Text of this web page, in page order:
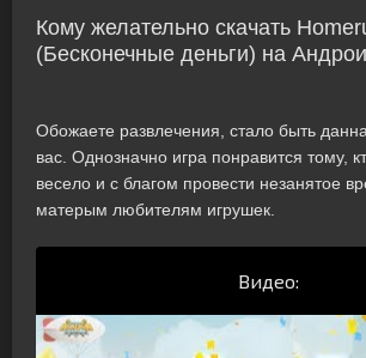
Кому желательно скачать
(Бесконечные деньги) на
Обожаете развлечения, стало быть
вас. Однозначно игра понравится тому,
весело и с благом провести незанятое
матерым любителям игрушек.
Видео: